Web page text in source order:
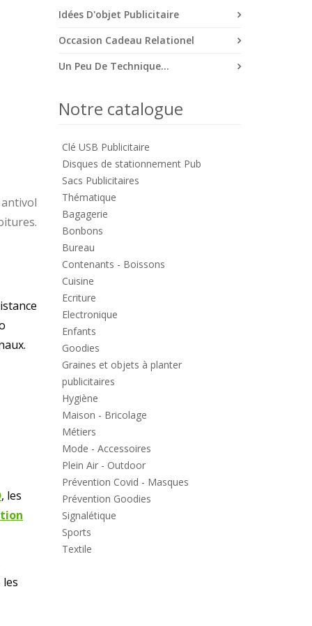
, les
Idées D'objet Publicitaire
Occasion Cadeau Relationel
Un Peu De Technique...
Notre catalogue
Clé USB Publicitaire
Disques de stationnement Pub
Sacs Publicitaires
Thématique
Bagagerie
Bonbons
Bureau
Contenants - Boissons
Cuisine
Ecriture
Electronique
Enfants
Goodies
Graines et objets à planter
publicitaires
Hygiène
Maison - Bricolage
Métiers
Mode - Accessoires
Plein Air - Outdoor
Prévention Covid - Masques
Prévention Goodies
Signalétique
Sports
Textile